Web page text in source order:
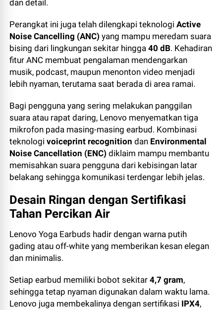
dan detail.
Perangkat ini juga telah dilengkapi teknologiActive
Noise Cancelling (ANC) yang mampu meredam suara
bising dari lingkungan sekitar hingga40 dB. Kehadiran
fitur ANC membuat pengalaman mendengarkan
musik, podcast, maupun menonton video menjadi
lebih nyaman, terutama saat berada di area ramai.
Bagi pengguna yang sering melakukan panggilan
suara atau rapat daring, Lenovo menyematkan tiga
mikrofon pada masing-masing earbud. Kombinasi
teknologivoiceprint recognition dan Environmental
Noise Cancellation (ENC) diklaim mampu membantu
memisahkan suara pengguna dari kebisingan latar
belakang sehingga komunikasi terdengar lebih jelas.
Desain Ringan dengan Sertifikasi
Tahan Percikan Air
Lenovo Yoga Earbuds hadir dengan warna putih
gading atau off-white yang memberikan kesan elegan
dan minimalis.
Setiap earbud memiliki bobot sekitar4,7 gram,
sehingga tetap nyaman digunakan dalam waktu lama.
Lenovo juga membekalinya dengan sertifikasi IPX4,